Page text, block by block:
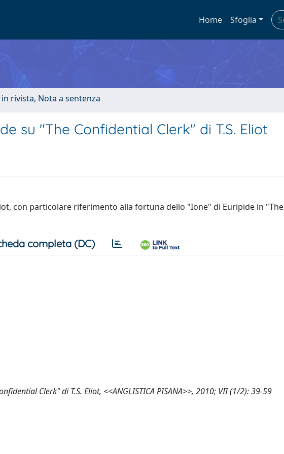
Home Sfoglia
rivista, Nota a sentenza
su "The Confidential Clerk" di T.S. Eliot
con particolare riferimento alla fortuna dello "Ione" di Euripide in "The
completa (DC)
Clerk" di T.S. Eliot, <<ANGLISTICA PISANA>>, 2010; VII (1/2): 39-59